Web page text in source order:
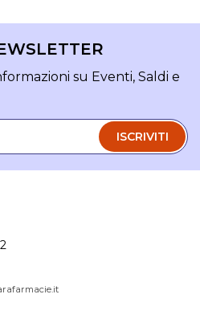
su Eventi, Saldi e
ISCRIVITI